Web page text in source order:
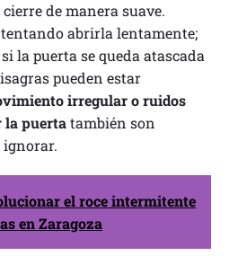
de manera suave.
abrirla lentamente;
la puerta se queda atascada
pueden estar
irregular o ruidos
la puertatambién son
ignorar.
el roce intermitente
en Zaragoza